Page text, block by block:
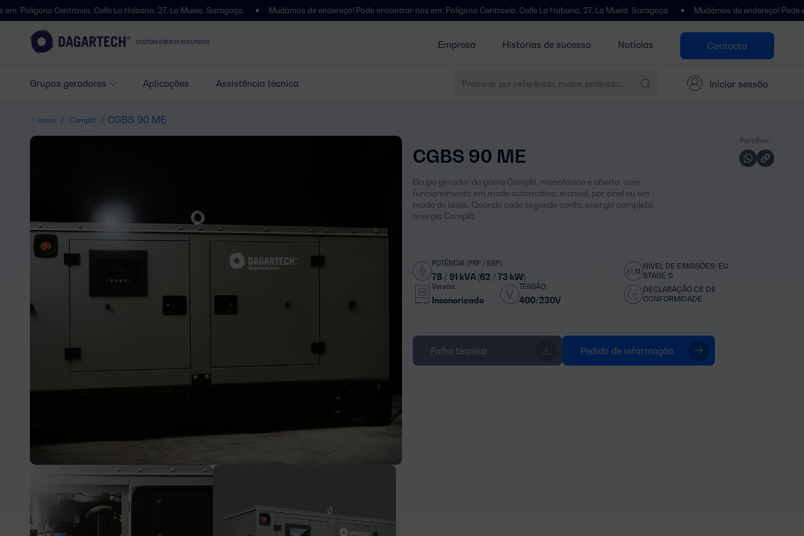
Empresa Histórias de sucesso Notícias Contacto
Grupos geradores Aplicações Assistência técnica Iniciar sessão
Centrovía, Calle La Habana, 27, La Muela, Saragoça. Mudámos de endereço! Pode encontrar-nos em: Polígono Centrovía, Calle La Habana, 27, La Muela, Saragoça. Mudámos de endereço! Pode encontrar-
Início / Complit / CGBS 90 ME
Partilhar:
CGBS 90 ME
Grupo gerador da gama Complit, monofásico e aberto, com
funcionamento em modo automático, manual, por sinal ou em
modo de teste. Quando cada segundo conta, energia completa,
energia Complit.
POTÊNCIA (PRP / ESP):
78 / 91 kVA (62 / 73 kW)
Versão:
Insonorizado
TENSÃO:
400/230V
NÍVEL DE EMISSÕES: EU
STAGE 0
DECLARAÇÃO CE DE
CONFORMIDADE
Ficha técnica Pedido de informação